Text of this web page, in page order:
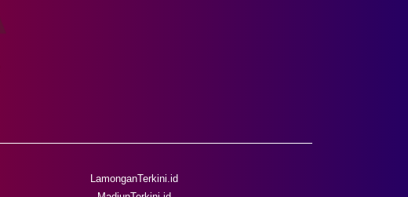
LamonganTerkini.id